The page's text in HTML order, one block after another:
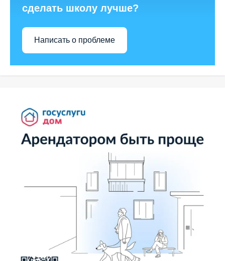
сделать школу лучше?
Написать о проблеме